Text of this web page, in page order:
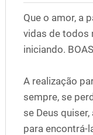
Que o amor, a
vidas de todos
iniciando.
A realização
sempre, se
se Deus
para encontrá-